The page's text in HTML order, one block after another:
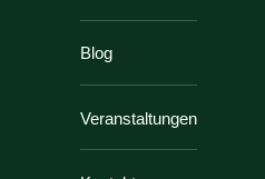
Blog
Veranstaltungen